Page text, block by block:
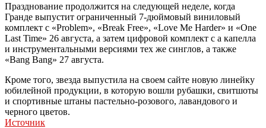
Празднование продолжится на следующей неделе, когда
Гранде выпустит ограниченный 7-дюймовый виниловый
комплект с «Problem», «Break Free», «Love Me Harder» и «One
Last Time» 26 августа, а затем цифровой комплект с а капелла
и инструментальными версиями тех же синглов, а также
«Bang Bang» 27 августа.
Кроме того, звезда выпустила на своем сайте новую линейку
юбилейной продукции, в которую вошли рубашки, свитшоты
и спортивные штаны пастельно-розового, лавандового и
черного цветов.
Источник